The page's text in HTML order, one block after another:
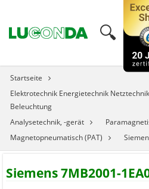
🔍︎
Startseite
Elektrotechnik Energietechnik
Beleuchtung
Analysetechnik, -gerät
Magnetopneumatisch (PAT)
Siemens 7MB2001-